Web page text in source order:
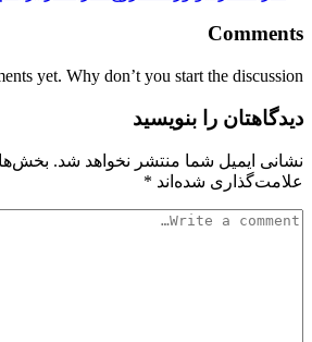
Comments
yet. Why don’t you start the discussion?
دیدگاهتان را بنویسید
نشانی ایمیل شما منتشر نخواهد شد.
علامت‌گذاری شده‌اند *